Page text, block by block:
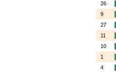
26
9
27
11
10
1
4